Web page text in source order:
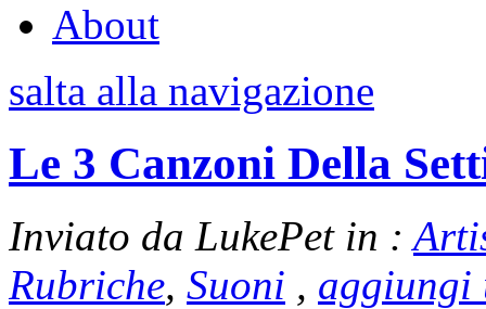
About
salta alla navigazione
Le 3 Canzoni Della
Inviato da LukePet in :
Rubriche, Suoni , aggiungi